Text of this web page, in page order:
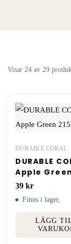
Visar 24 av 29
DURABLE CORAL
DURABLE
Apple
39 kr
Finns i lager,
LÄGG